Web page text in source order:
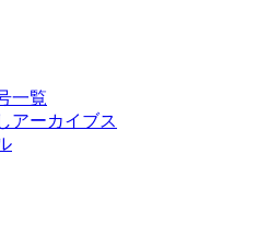
一覧
アーカイブス